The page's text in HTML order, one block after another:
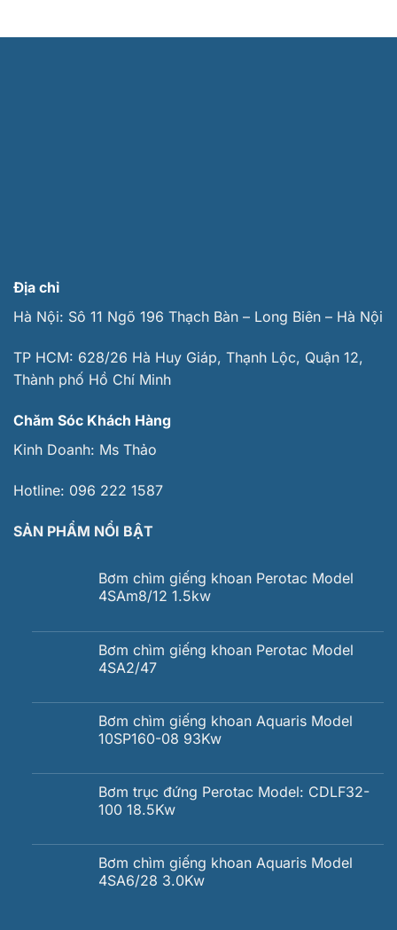
Địa chỉ
Hà Nội: Sô 11 Ngõ 196 Thạch Bàn – Long Biên – Hà Nội
TP HCM: 628/26 Hà Huy Giáp, Thạnh Lộc, Quận 12,
Thành phố Hồ Chí Minh
Chăm Sóc Khách Hàng
Kinh Doanh: Ms Thảo
Hotline: 096 222 1587
SẢN PHẨM NỔI BẬT
Bơm chìm giếng khoan Perotac Model
4SAm8/12 1.5kw
Bơm chìm giếng khoan Perotac Model
4SA2/47
Bơm chìm giếng khoan Aquaris Model
10SP160-08 93Kw
Bơm trục đứng Perotac Model: CDLF32-
100 18.5Kw
Bơm chìm giếng khoan Aquaris Model
4SA6/28 3.0Kw